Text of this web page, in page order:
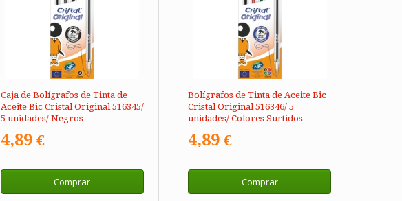
Caja de Bolígrafos de Tinta de
Aceite Bic Cristal Original 516345/
5 unidades/ Negros
4,89 €
Comprar
Bolígrafos de Tinta de Aceite Bic
Cristal Original 516346/ 5
unidades/ Colores Surtidos
4,89 €
Comprar